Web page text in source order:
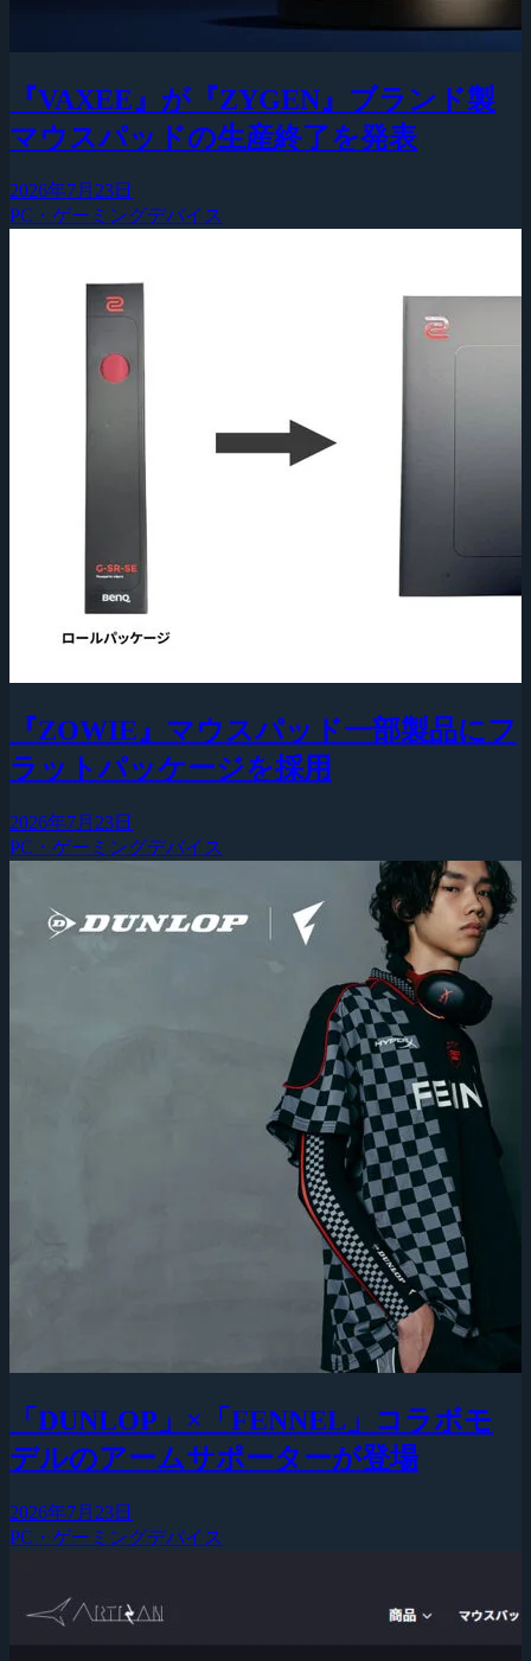
『VAXEE』が『ZYGEN』ブランド製
マウスパッドの生産終了を発表
2026年7月23日
PC・ゲーミングデバイス
『ZOWIE』マウスパッド一部製品にフ
ラットパッケージを採用
2026年7月23日
PC・ゲーミングデバイス
「DUNLOP」×「FENNEL」コラボモ
デルのアームサポーターが登場
2026年7月23日
PC・ゲーミングデバイス